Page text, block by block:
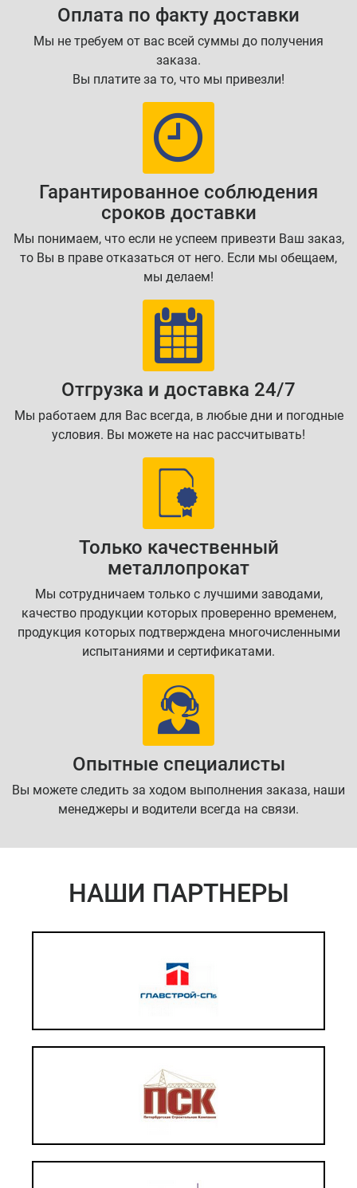
Оплата по факту доставки
Мы не требуем от вас всей суммы до получения
заказа.
Вы платите за то, что мы привезли!
Гарантированное соблюдения
сроков доставки
Мы понимаем, что если не успеем привезти Ваш заказ,
то Вы в праве отказаться от него. Если мы обещаем,
мы делаем!
Отгрузка и доставка 24/7
Мы работаем для Вас всегда, в любые дни и погодные
условия. Вы можете на нас рассчитывать!
Только качественный
металлопрокат
Мы сотрудничаем только с лучшими заводами,
качество продукции которых проверенно временем,
продукция которых подтверждена многочисленными
испытаниями и сертификатами.
Опытные специалисты
Вы можете следить за ходом выполнения заказа, наши
менеджеры и водители всегда на связи.
НАШИ ПАРТНЕРЫ